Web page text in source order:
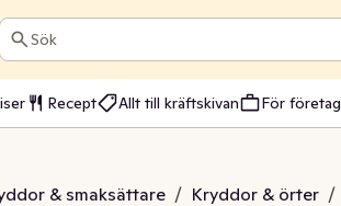
Sök
Recept Allt till kräftskivan För företag
& smaksättare / Kryddor & örter /